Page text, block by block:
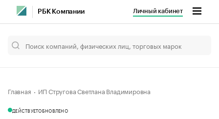
РБК Компании Личный кабинет
Главная ИП Стругова Светлана Владимировна
ДЕЙСТВУЕТОБНОВЛЕНО